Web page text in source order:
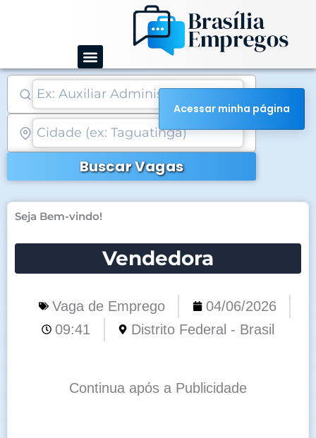
conteúdo
Buscar Vagas
Seja Bem-vindo!
Vendedora
Vaga de Emprego
04/06/2026
09:41
Distrito Federal - Brasil
Continua após a Publicidade
Acessar minha página